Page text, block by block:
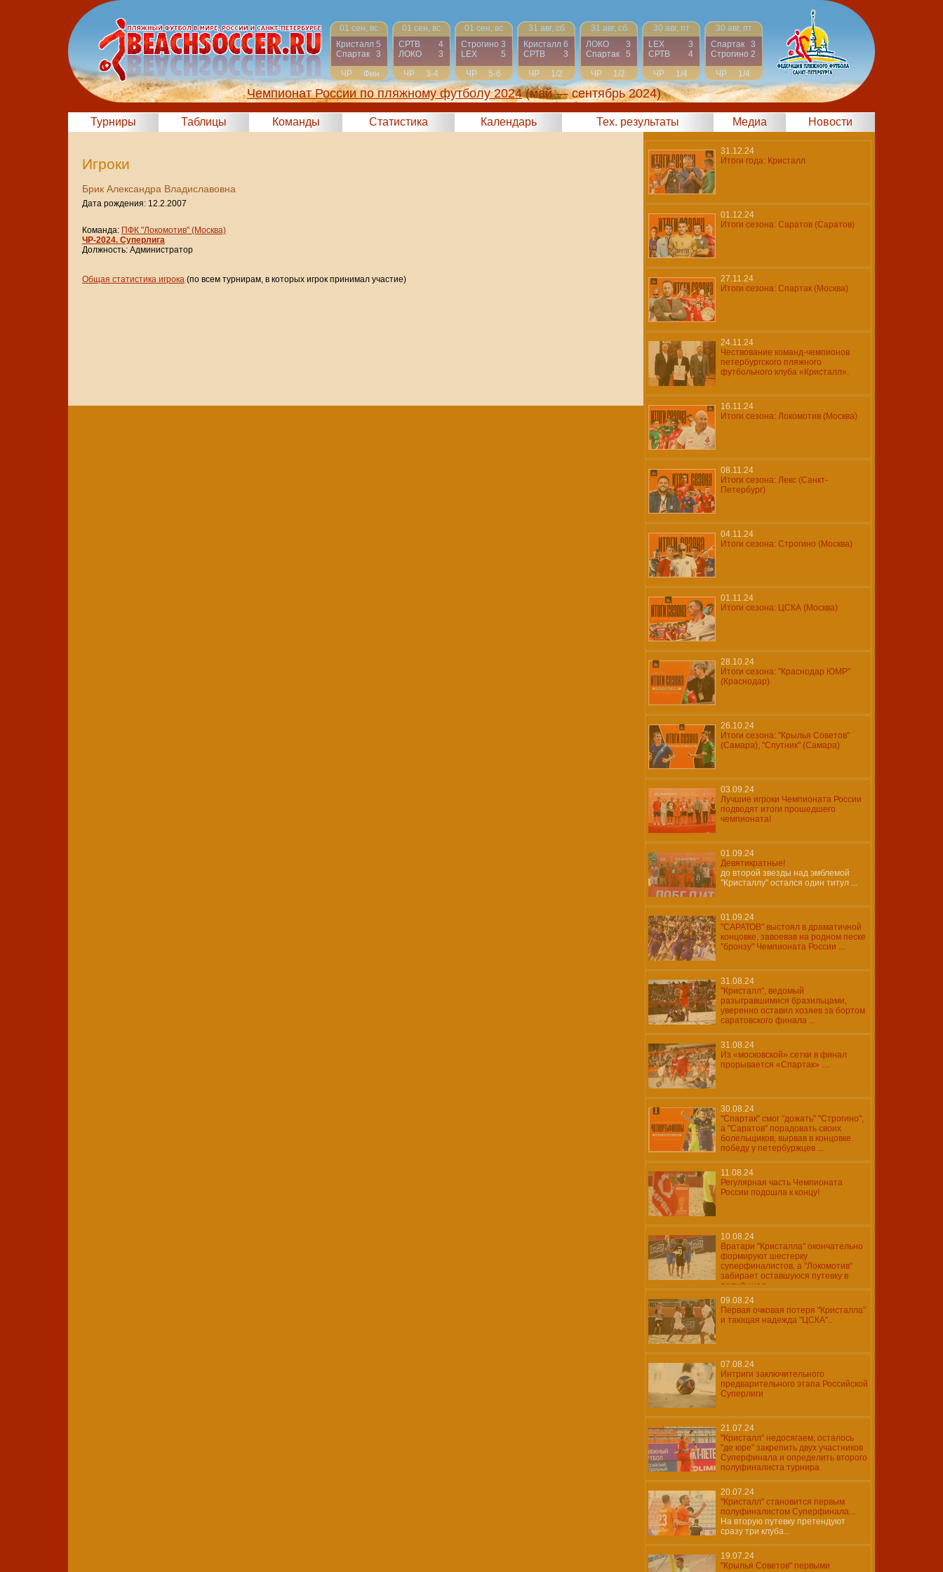
01 сен, вс
Кристалл 5
Спартак
3
ЧР
Фин
01 сен, вс
СРТВ
4
ЛОКО
3
ЧР
3-4
01 сен, вс
Строгино 3
LEX
5
ЧР
5-6
31 авг, сб
Кристалл 6
СРТВ
3
ЧР
1/2
31 авг, сб
ЛОКО
3
Спартак
5
ЧР
1/2
30 авг, пт
LEX
3
СРТВ
4
ЧР
1/4
30 авг, пт
Спартак
3
Строгино 2
ЧР
1/4
Чемпионат России по пляжному футболу 2024 (май — сентябрь 2024)
Турниры Таблицы Команды Статистика Календарь Тех. результаты Медиа Новости
Игроки
Брик Александра Владиславовна
Дата рождения: 12.2.2007
Команда: ПФК "Локомотив" (Москва)
ЧР-2024. Суперлига
Должность: Администратор
Общая статистика игрока (по всем турнирам, в которых игрок принимал участие)
31.12.24
Итоги года: Кристалл
01.12.24
Итоги сезона: Саратов (Саратов)
27.11.24
Итоги сезона: Спартак (Москва)
24.11.24
Чествование команд-чемпионов
петербургского пляжного
футбольного клуба «Кристалл».
16.11.24
Итоги сезона: Локомотив (Москва)
08.11.24
Итоги сезона: Лекс (Санкт-
Петербург)
04.11.24
Итоги сезона: Строгино (Москва)
01.11.24
Итоги сезона: ЦСКА (Москва)
28.10.24
Итоги сезона: "Краснодар ЮМР"
(Краснодар)
26.10.24
Итоги сезона: "Крылья Советов"
(Самара), "Спутник" (Самара)
03.09.24
Лучшие игроки Чемпионата России
подводят итоги прошедшего
чемпионата!
01.09.24
Девятикратные!
до второй звезды над эмблемой
"Кристаллу" остался один титул ...
01.09.24
"САРАТОВ" выстоял в драматичной
концовке, завоевав на родном песке
"бронзу" Чемпионата России ...
31.08.24
"Кристалл", ведомый
разыгравшимися бразильцами,
уверенно оставил хозяев за бортом
саратовского финала ...
31.08.24
Из «московской» сетки в финал
прорывается «Спартак» …
30.08.24
"Спартак" смог "дожать" "Строгино",
а "Саратов" порадовать своих
болельщиков, вырвав в концовке
победу у петербуржцев ...
11.08.24
Регулярная часть Чемпионата
России подошла к концу!
10.08.24
Вратари "Кристалла" окончательно
формируют шестерку
суперфиналистов, а "Локомотив"
забирает оставшуюся путевку в
полуфинал...
09.08.24
Первая очковая потеря "Кристалла"
и тающая надежда "ЦСКА"..
07.08.24
Интриги заключительного
предварительного этапа Российской
Суперлиги
21.07.24
"Кристалл" недосягаем, осталось
"де юре" закрепить двух участников
Суперфинала и определить второго
полуфиналиста турнира
20.07.24
"Кристалл" становится первым
полуфиналистом Суперфинала...
На вторую путевку претендуют
сразу три клуба...
19.07.24
"Крылья Советов" первыми